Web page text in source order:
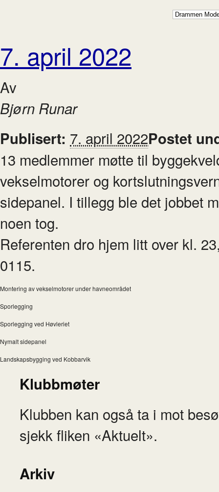
7. april 2022
Av
Bjørn Runar
Publisert: 7. april 2022Postet
13 medlemmer møtte til
vekselmotorer og
sidepanel. I tillegg ble det jobbet
noen tog.
Referenten dro hjem litt over kl.
0115.
Montering av vekselmotorer under havneområdet
Sporlegging
Sporlegging ved Høvleriet
Nymalt sidepanel
Landskapsbygging ved Kobbarvik
Klubbmøter
Klubben kan også ta i mot
sjekk fliken «Aktuelt».
Arkiv